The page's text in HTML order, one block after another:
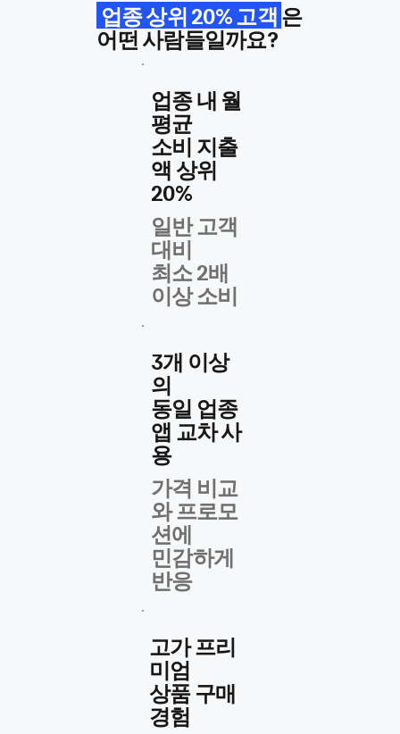
업종 상위 20% 고객 은
어떤 사람들일까요?
업종 내 월
평균
​소비 지출
액 상위
20%
일반 고객
대비
​최소 2배
이상 소비
3개 이상
의
​동일 업종
앱 교차 사
용
가격 비교
와 프로모
션에
​민감하게
반응
고가 프리
미엄
상품 구매
경험